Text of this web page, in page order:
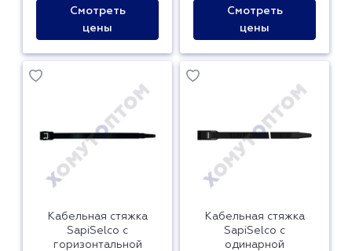
Смотреть
цены
Смотреть
цены
Кабельная стяжка
SapiSelco с
горизонтальной
Кабельная стяжка
SapiSelco с
одинарной